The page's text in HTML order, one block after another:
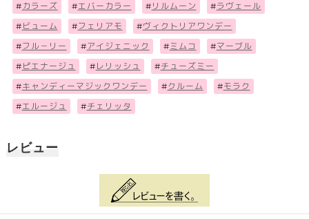
# カラーズ #エバーカラー # リルムーン #ラヴェール
# ビューム #フェリアモ #ヴィクトリアワンデー
#フル－リー #アイジェニック #ミムコ #マーブル
# ピエナージュ # レリッシュ #チューズミー
#キャンディーマジックワンデー #クルーム #モラク
#エルージュ #チェリッタ
レビュー